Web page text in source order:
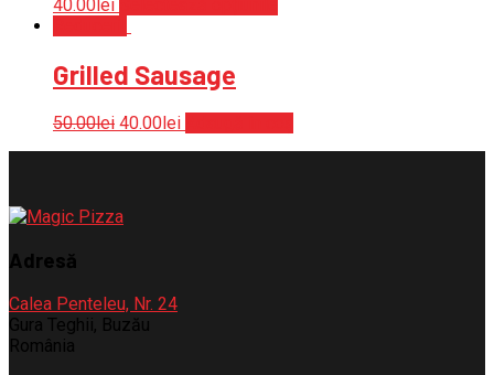
40.00 lei
Grilled Sausage
50.00lei 40.00lei
Adresă
Calea Penteleu, Nr. 24
Gura Teghii, Buzău
România